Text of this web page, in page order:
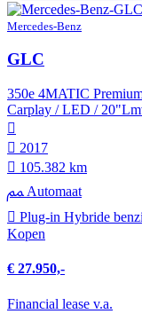
Mercedes-Benz
GLC
350e 4MATIC
Carplay / LED /
2017
105.382 km
Automaat
Plug-in Hybride
Kopen
€ 27.950,-
Financial lease v.a.